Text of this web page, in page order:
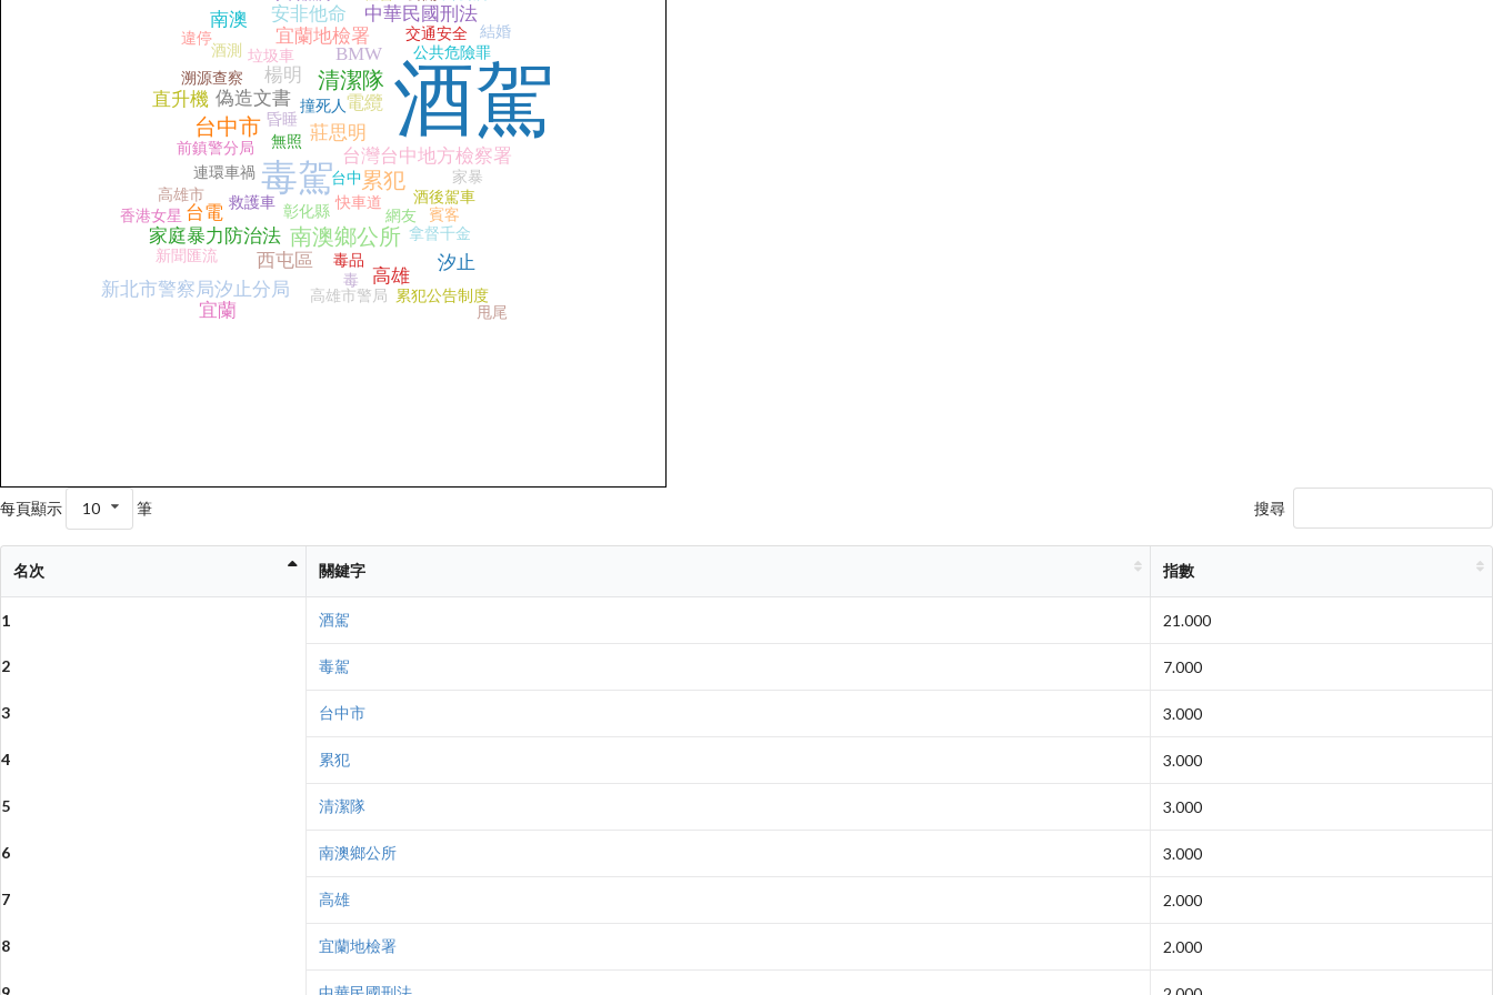
酒駕
毒駕
台中市
累犯
清潔隊
南澳鄉公所
高雄
宜蘭地檢署
中華民國刑法
BMW
西屯區
宜蘭
台灣台中地方檢察署
偽造文書
楊明
直升機
電纜
南澳 安非他命
汐止
新北市警察局汐止分局
台電
莊思明
家庭暴力防治法
網友
交通安全
快車道
昏睡
溯源查察
高雄市
前鎮警分局
新聞匯流
連環車禍
高雄市警局 累犯公告制度
公共危險罪
拿督千金
撞死人
結婚
賓客
無照
彰化縣
毒品
違停
救護車
毒
甩尾
香港女星
垃圾車
家暴
酒後駕車
酒測
台中
每頁顯示 10 筆 搜尋
名次 關鍵字 指數
1 酒駕 21.000
2 毒駕 7.000
3 台中市 3.000
4 累犯 3.000
5 清潔隊 3.000
6 南澳鄉公所 3.000
7 高雄 2.000
8 宜蘭地檢署 2.000